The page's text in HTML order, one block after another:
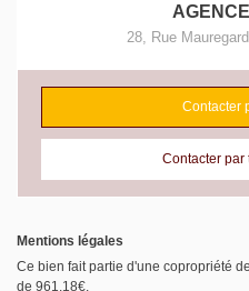
28, Rue Mauregard
Contacter
Contacter par
Mentions légales
Ce bien fait partie d'une copropriété
de 961.18€.